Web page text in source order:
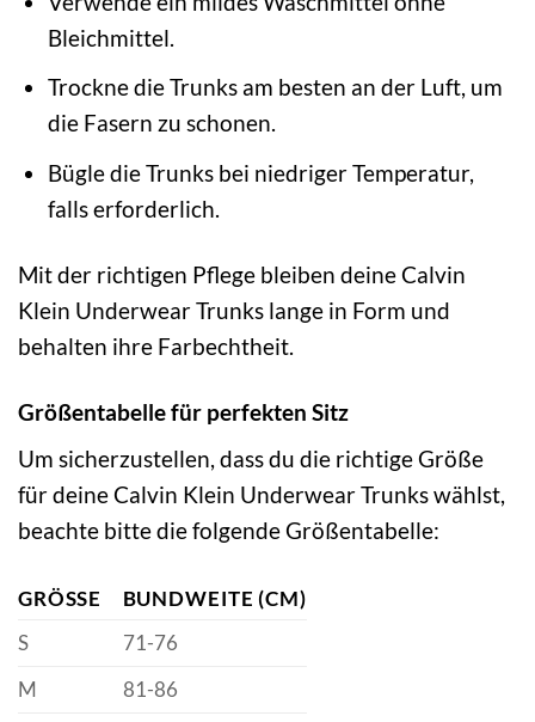
Bleichmittel.
Trockne die Trunks am besten an der Luft, um
die Fasern zu schonen.
Bügle die Trunks bei niedriger Temperatur,
falls erforderlich.
Mit der richtigen Pflege bleiben deine Calvin
Klein Underwear Trunks lange in Form und
behalten ihre Farbechtheit.
Größentabelle für perfekten Sitz
Um sicherzustellen, dass du die richtige Größe
für deine Calvin Klein Underwear Trunks wählst,
beachte bitte die folgende Größentabelle:
GRÖSSE
BUNDWEITE (CM)
S
71-76
M
81-86